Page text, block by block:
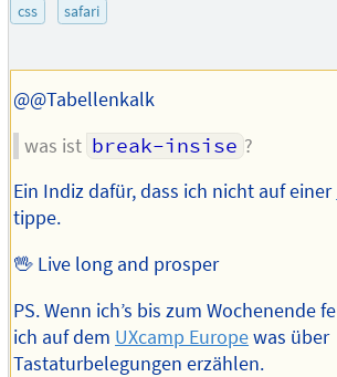
des
css safari
@@Tabellenkalk
was ist break-insise ?
Ein Indiz dafür, dass ich nicht auf einer
tippe.
🖖 Live long and prosper
PS. Wenn ich’s bis zum Wochenende
ich auf dem UXcamp Europewas über
Tastaturbelegungen erzählen.